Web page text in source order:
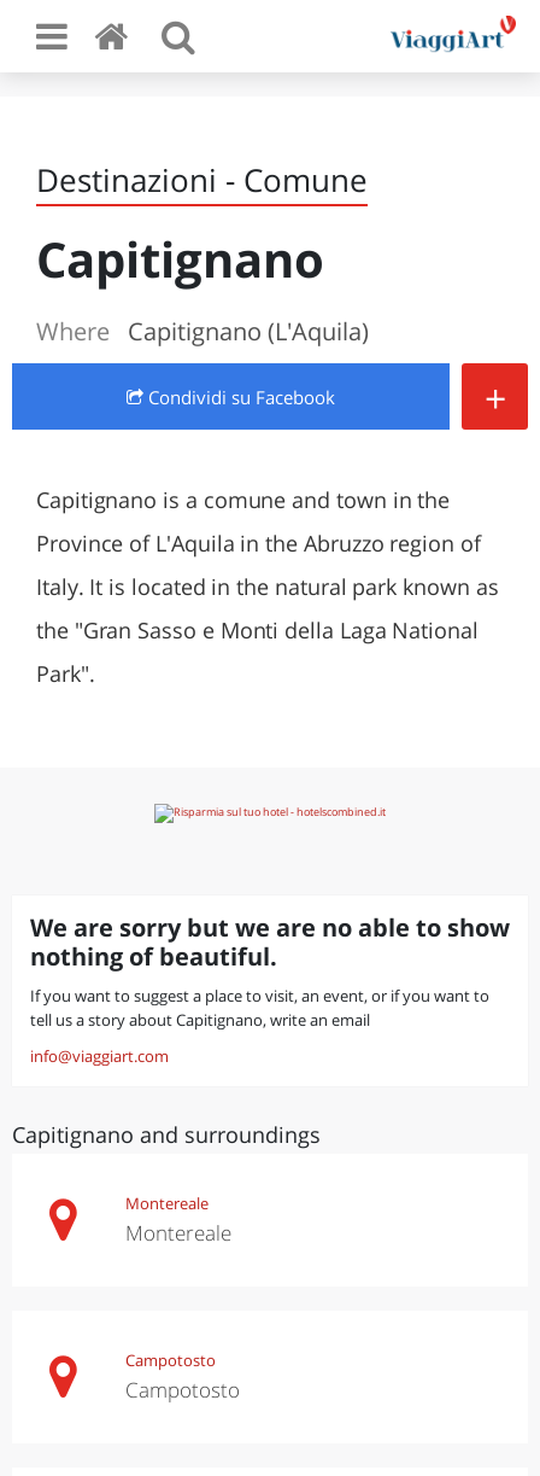
Destinazioni - Comune
Capitignano
Where Capitignano (L'Aquila)
Condividi su Facebook +
Capitignano is a comune and town in the
Province of L'Aquila in the Abruzzo region of
Italy. It is located in the natural park known as
the "Gran Sasso e Monti della Laga National
Park".
We are sorry but we are no able to show
nothing of beautiful.
If you want to suggest a place to visit, an event, or if you want to
tell us a story about Capitignano, write an email
info@viaggiart.com
Capitignano and surroundings
Montereale
Montereale
Campotosto
Campotosto